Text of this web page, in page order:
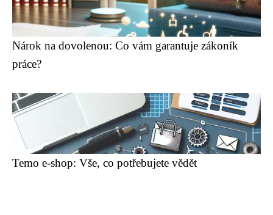
Nárok na dovolenou: Co vám garantuje zákoník
práce?
Temo e-shop: Vše, co potřebujete vědět